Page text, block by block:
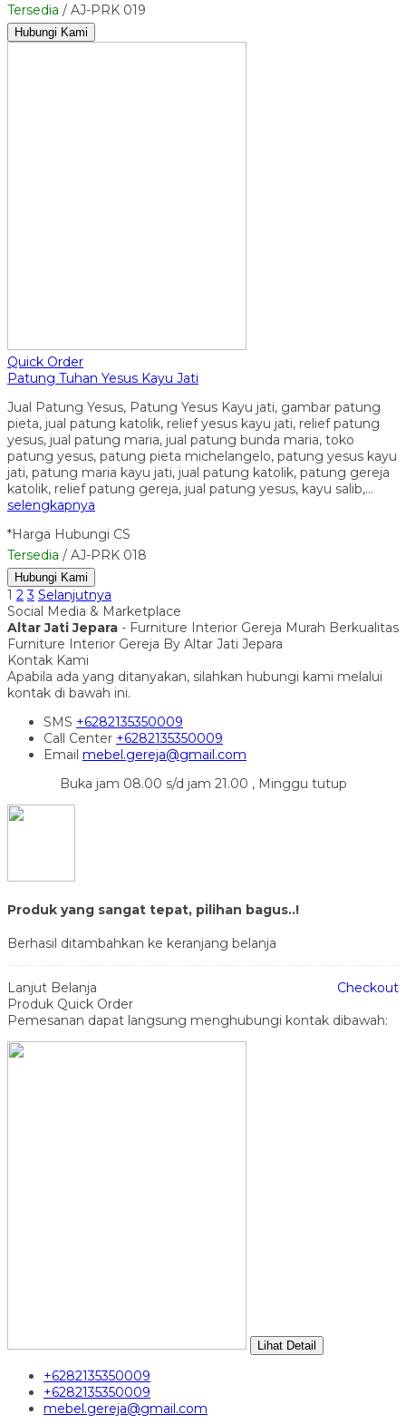
Tersedia / AJ-PRK 019
Hubungi Kami
Quick Order
Patung Tuhan Yesus Kayu Jati
Jual Patung Yesus, Patung Yesus Kayu jati, gambar patung
pieta, jual patung katolik, relief yesus kayu jati, relief patung
yesus, jual patung maria, jual patung bunda maria, toko
patung yesus, patung pieta michelangelo, patung yesus kayu
jati, patung maria kayu jati, jual patung katolik, patung gereja
katolik, relief patung gereja, jual patung yesus, kayu salib,…
selengkapnya
*Harga Hubungi CS
Tersedia / AJ-PRK 018
Hubungi Kami
1 2 3 Selanjutnya
Social Media & Marketplace
Altar Jati Jepara - Furniture Interior Gereja Murah Berkualitas
Furniture Interior Gereja By Altar Jati Jepara
Kontak Kami
Apabila ada yang ditanyakan, silahkan hubungi kami melalui
kontak di bawah ini.
SMS +6282135350009
Call Center +6282135350009
Email mebel.gereja@gmail.com
Buka jam 08.00 s/d jam 21.00 , Minggu tutup
Produk yang sangat tepat, pilihan bagus..!
Berhasil ditambahkan ke keranjang belanja
Lanjut Belanja
Checkout
Produk Quick Order
Pemesanan dapat langsung menghubungi kontak dibawah:
Lihat Detail
+6282135350009
+6282135350009
mebel.gereja@gmail.com